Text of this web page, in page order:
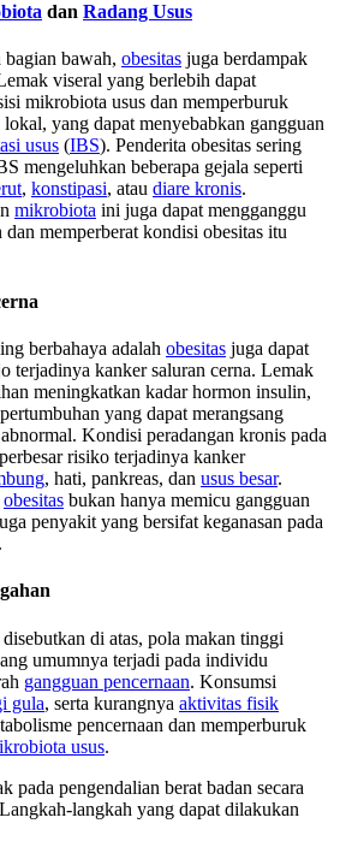
dan Radang Usus
bagian bawah, obesitas juga berdampak
viseral yang berlebih dapat
mikrobiota usus dan memperburuk
lokal, yang dapat menyebabkan gangguan
usus (IBS). Penderita obesitas sering
mengeluhkan beberapa gejala seperti
, konstipasi, atau diare kronis.
mikrobiota ini juga dapat mengganggu
dan memperberat kondisi obesitas itu
berbahaya adalah obesitas juga dapat
terjadinya kanker saluran cerna. Lemak
meningkatkan kadar hormon insulin,
yang dapat merangsang
Kondisi peradangan kronis pada
risiko terjadinya kanker
, hati, pankreas, dan usus besar.
obesitas bukan hanya memicu gangguan
penyakit yang bersifat keganasan pada
di atas, pola makan tinggi
umumnya terjadi pada individu
gangguan pencernaan. Konsumsi
gula, serta kurangnya aktivitas fisik
pencernaan dan memperburuk
usus.
pada pengendalian berat badan secara
langkah yang dapat dilakukan